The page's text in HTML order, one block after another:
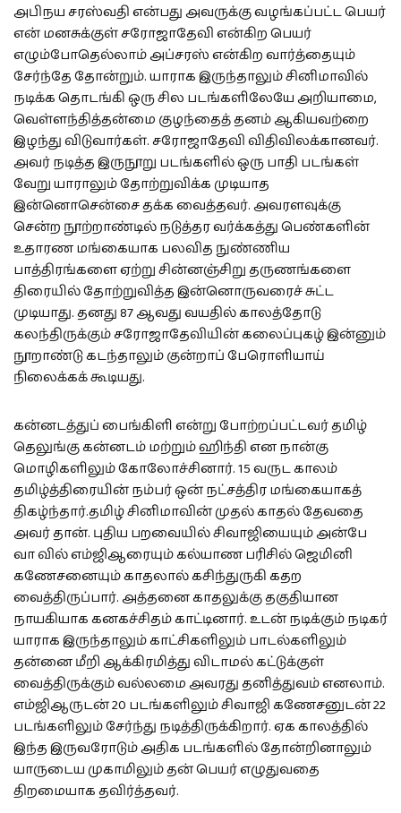
அபிநய சரஸ்வதி என்பது அவருக்கு வழங்கப்பட்ட பெயர்
என் மனசுக்குள் சரோஜாதேவி என்கிற பெயர்
எழும்போதெல்லாம் அப்சரஸ் என்கிற வார்த்தையும்
சேர்ந்தே தோன்றும். யாராக இருந்தாலும் சினிமாவில்
நடிக்க தொடங்கி ஒரு சில படங்களிலேயே அறியாமை,
வெள்ளந்தித்தன்மை குழந்தைத் தனம் ஆகியவற்றை
இழந்து விடுவார்கள். சரோஜாதேவி விதிவிலக்கானவர்.
அவர் நடித்த இருநூறு படங்களில் ஒரு பாதி படங்கள்
வேறு யாராலும் தோற்றுவிக்க முடியாத
இன்னொசென்சை தக்க வைத்தவர். அவரளவுக்கு
சென்ற நூற்றாண்டில் நடுத்தர வர்க்கத்து பெண்களின்
உதாரண மங்கையாக பலவித நுண்ணிய
பாத்திரங்களை ஏற்று சின்னஞ்சிறு தருணங்களை
திரையில் தோற்றுவித்த இன்னொருவரைச் சுட்ட
முடியாது. தனது 87 ஆவது வயதில் காலத்தோடு
கலந்திருக்கும் சரோஜாதேவியின் கலைப்புகழ் இன்னும்
நூறாண்டு கடந்தாலும் குன்றாப் பேரொளியாய்
நிலைக்கக் கூடியது.
கன்னடத்துப் பைங்கிளி என்று போற்றப்பட்டவர் தமிழ்
தெலுங்கு கன்னடம் மற்றும் ஹிந்தி என நான்கு
மொழிகளிலும் கோலோச்சினார். 15 வருட காலம்
தமிழ்த்திரையின் நம்பர் ஒன் நட்சத்திர மங்கையாகத்
திகழ்ந்தார்.தமிழ் சினிமாவின் முதல் காதல் தேவதை
அவர் தான். புதிய பறவையில் சிவாஜியையும் அன்பே
வா வில் எம்ஜிஆரையும் கல்யாண பரிசில் ஜெமினி
கணேசனையும் காதலால் கசிந்துருகி கதற
வைத்திருப்பார். அத்தனை காதலுக்கு தகுதியான
நாயகியாக கனகச்சிதம் காட்டினார். உடன் நடிக்கும் நடிகர்
யாராக இருந்தாலும் காட்சிகளிலும் பாடல்களிலும்
தன்னை மீறி ஆக்கிரமித்து விடாமல் கட்டுக்குள்
வைத்திருக்கும் வல்லமை அவரது தனித்துவம் எனலாம்.
எம்ஜிஆருடன் 20 படங்களிலும் சிவாஜி கணேசனுடன் 22
படங்களிலும் சேர்ந்து நடித்திருக்கிறார். ஏக காலத்தில்
இந்த இருவரோடும் அதிக படங்களில் தோன்றினாலும்
யாருடைய முகாமிலும் தன் பெயர் எழுதுவதை
திறமையாக தவிர்த்தவர்.